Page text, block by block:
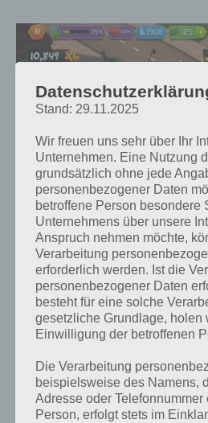
Cows Vs Sheep Mower
Screenshot – (c) Spil
dann auch noch eure Aufgabe! Du
abernten. Pro Mission ist die Menge
bestimmten Zeit schaffen musst. Dafür
verschiedene Gärten fahren und dabei
Zaun durchbrechen. Das sorgt direkt
Menschen bekommen von dem Kampf
gar nichts mit.
Im Laufe des Spiels Cows Vs Sheep
Power-Ups hinzu. So kannst du für
vergrößern. Außerdem musst du
die sich in der Welt verteilt befinden.
Stand: 29.11.2025
Wir freuen uns sehr über Ihr
Unternehmen. Eine Nutzung
grundsätzlich ohne jede
personenbezogener Daten
betroffene Person besondere
Unternehmens über unsere
Anspruch nehmen möchte,
Verarbeitung
erforderlich werden. Ist die
personenbezogener Daten
besteht für eine solche
gesetzliche Grundlage, holen
Einwilligung der betroffenen
Die Verarbeitung
beispielsweise des Namens,
Adresse oder Telefonnummer
Person, erfolgt stets im